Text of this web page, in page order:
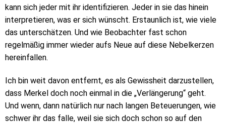
kann sich jeder mit ihr identifizieren. Jeder in sie das hinein
interpretieren, was er sich wünscht. Erstaunlich ist, wie viele
das unterschätzen. Und wie Beobachter fast schon
regelmäßig immer wieder aufs Neue auf diese Nebelkerzen
hereinfallen.
Ich bin weit davon entfernt, es als Gewissheit darzustellen,
dass Merkel doch noch einmal in die „Verlängerung“ geht.
Und wenn, dann natürlich nur nach langen Beteuerungen, wie
schwer ihr das falle, weil sie sich doch schon so auf den